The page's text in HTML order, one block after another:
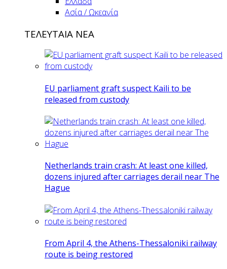
Ασία / Ωκεανία
ΤΕΛΕΥΤΑΙΑ ΝΕΑ
EU parliament graft suspect Kaili to be
released from custody
Netherlands train crash: At least one killed,
dozens injured after carriages derail near The
Hague
From April 4, the Athens-Thessaloniki railway
route is being restored